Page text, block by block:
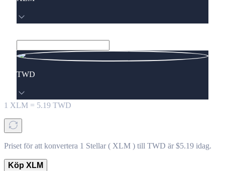
TWD
1 XLM = 5.19 TWD
Priset för att konvertera 1 Stellar ( XLM ) till TWD är $5.19 idag.
Köp XLM